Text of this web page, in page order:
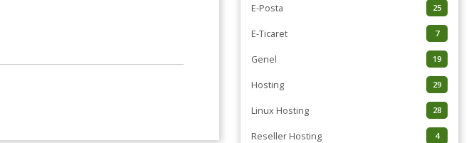
25
E-Posta
7
E-Ticaret
19
Genel
29
Hosting
28
Linux Hosting
4
Reseller Hosting